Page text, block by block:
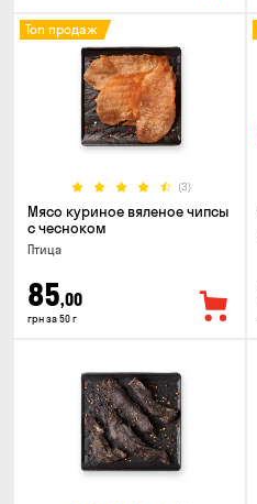
(3)
Топ продаж
Мясо куриное вяленое чипсы
с чесноком
Птица
85,00
грн за 50 г